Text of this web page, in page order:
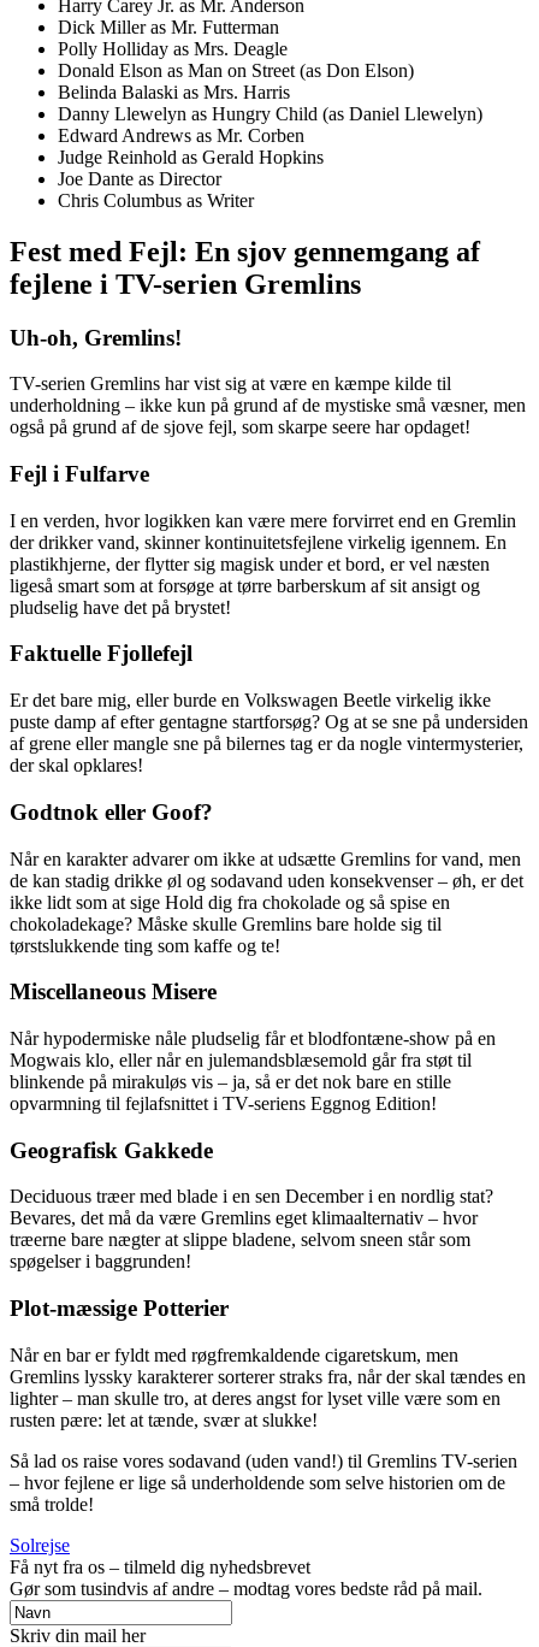
Harry Carey Jr. as Mr. Anderson
Dick Miller as Mr. Futterman
Polly Holliday as Mrs. Deagle
Donald Elson as Man on Street (as Don Elson)
Belinda Balaski as Mrs. Harris
Danny Llewelyn as Hungry Child (as Daniel Llewelyn)
Edward Andrews as Mr. Corben
Judge Reinhold as Gerald Hopkins
Joe Dante as Director
Chris Columbus as Writer
Fest med Fejl: En sjov gennemgang af
fejlene i TV-serien Gremlins
Uh-oh, Gremlins!
TV-serien Gremlins har vist sig at være en kæmpe kilde til
underholdning – ikke kun på grund af de mystiske små væsner, men
også på grund af de sjove fejl, som skarpe seere har opdaget!
Fejl i Fulfarve
I en verden, hvor logikken kan være mere forvirret end en Gremlin
der drikker vand, skinner kontinuitetsfejlene virkelig igennem. En
plastikhjerne, der flytter sig magisk under et bord, er vel næsten
ligeså smart som at forsøge at tørre barberskum af sit ansigt og
pludselig have det på brystet!
Faktuelle Fjollefejl
Er det bare mig, eller burde en Volkswagen Beetle virkelig ikke
puste damp af efter gentagne startforsøg? Og at se sne på undersiden
af grene eller mangle sne på bilernes tag er da nogle vintermysterier,
der skal opklares!
Godtnok eller Goof?
Når en karakter advarer om ikke at udsætte Gremlins for vand, men
de kan stadig drikke øl og sodavand uden konsekvenser – øh, er det
ikke lidt som at sige Hold dig fra chokolade og så spise en
chokoladekage? Måske skulle Gremlins bare holde sig til
tørstslukkende ting som kaffe og te!
Miscellaneous Misere
Når hypodermiske nåle pludselig får et blodfontæne-show på en
Mogwais klo, eller når en julemandsblæsemold går fra støt til
blinkende på mirakuløs vis – ja, så er det nok bare en stille
opvarmning til fejlafsnittet i TV-seriens Eggnog Edition!
Geografisk Gakkede
Deciduous træer med blade i en sen December i en nordlig stat?
Bevares, det må da være Gremlins eget klimaalternativ – hvor
træerne bare nægter at slippe bladene, selvom sneen står som
spøgelser i baggrunden!
Plot-mæssige Potterier
Når en bar er fyldt med røgfremkaldende cigaretskum, men
Gremlins lyssky karakterer sorterer straks fra, når der skal tændes en
lighter – man skulle tro, at deres angst for lyset ville være som en
rusten pære: let at tænde, svær at slukke!
Så lad os raise vores sodavand (uden vand!) til Gremlins TV-serien
– hvor fejlene er lige så underholdende som selve historien om de
små trolde!
Solrejse
Få nyt fra os – tilmeld dig nyhedsbrevet
Gør som tusindvis af andre – modtag vores bedste råd på mail.
Skriv din mail her